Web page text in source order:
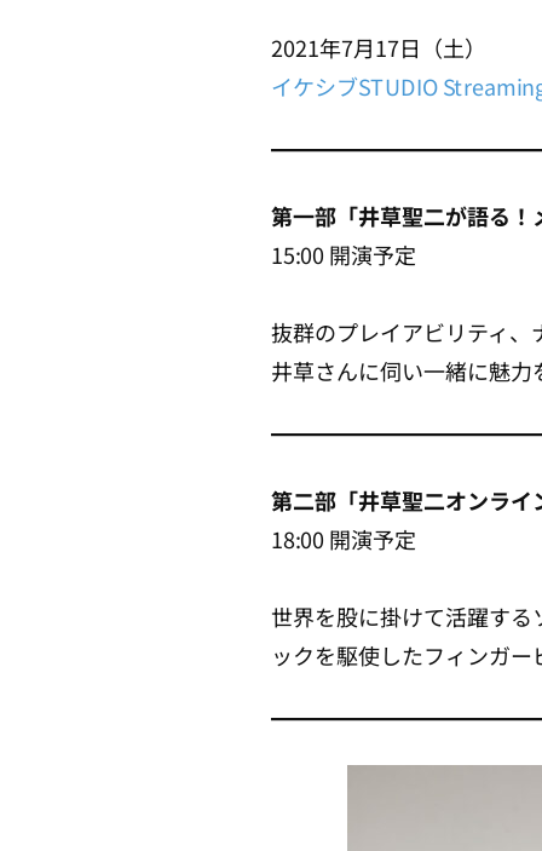
2021年7月17日（土）
イケシブSTUDIO
第一部「井草聖二が語る
15:00 開演予定
抜群のプレイアビリティ
井草さんに伺い一緒に魅力
第二部「井草聖二オンライ
18:00 開演予定
世界を股に掛けて活躍す
ックを駆使したフィンガ